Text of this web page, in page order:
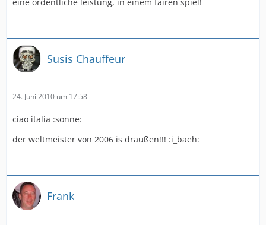
Susis Chauffeur
24. Juni 2010 um 17:58
ciao italia :sonne:
der weltmeister von 2006 is draußen!!! :i_baeh:
Frank